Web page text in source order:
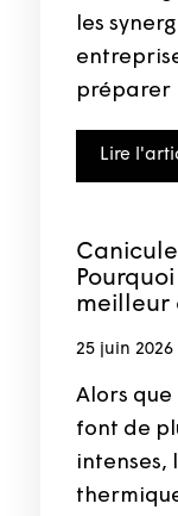
les
préparer
Lire
meilleur
25 juin 2026
Alors que
font de
intenses,